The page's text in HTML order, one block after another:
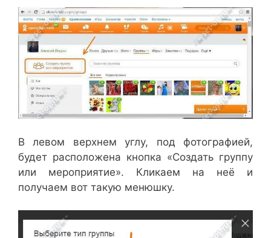
В левом верхнем углу, под фотографией,
будет расположена кнопка «Создать группу
или мероприятие». Кликаем на неё и
получаем вот такую менюшку.